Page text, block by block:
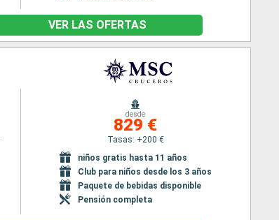
VER LAS OFERTAS
desde
829 €
Tasas: +200 €
niños gratis hasta 11 años
Club para niños desde los 3 años
Paquete de bebidas disponible
Pensión completa